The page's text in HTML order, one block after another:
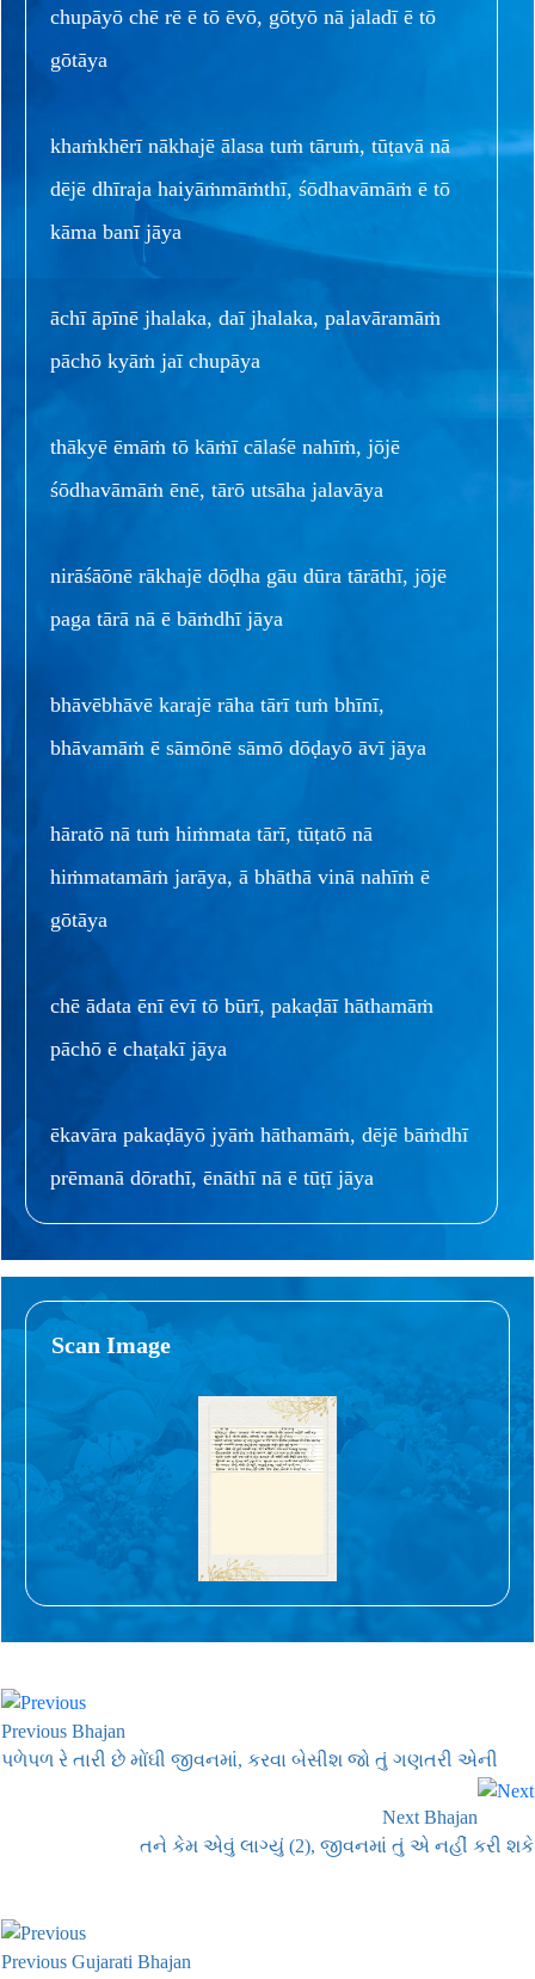
chupāyō chē rē ē tō ēvō, gōtyō nā jaladī ē tō
gōtāya
khaṁkhērī nākhajē ālasa tuṁ tāruṁ, tūṭavā nā
dējē dhīraja haiyāṁmāṁthī, śōdhavāmāṁ ē tō
kāma banī jāya
āchī āpīnē jhalaka, daī jhalaka, palavāramāṁ
pāchō kyāṁ jaī chupāya
thākyē ēmāṁ tō kāṁī cālaśē nahīṁ, jōjē
śōdhavāmāṁ ēnē, tārō utsāha jalavāya
nirāśāōnē rākhajē dōḍha gāu dūra tārāthī, jōjē
paga tārā nā ē bāṁdhī jāya
bhāvēbhāvē karajē rāha tārī tuṁ bhīnī,
bhāvamāṁ ē sāmōnē sāmō dōḍayō āvī jāya
hāratō nā tuṁ hiṁmata tārī, tūṭatō nā
hiṁmatamāṁ jarāya, ā bhāthā vinā nahīṁ ē
gōtāya
chē ādata ēnī ēvī tō būrī, pakaḍāī hāthamāṁ
pāchō ē chaṭakī jāya
ēkavāra pakaḍāyō jyāṁ hāthamāṁ, dējē bāṁdhī
prēmanā dōrathī, ēnāthī nā ē tūṭī jāya
Scan Image
Previous Bhajan
પળેપળ રે તારી છે મોંઘી જીવનમાં, કરવા બેસીશ જો તું ગણતરી એની
Next Bhajan
તને કેમ એવું લાગ્યું (2), જીવનમાં તું એ નહીં કરી શકે
Previous Gujarati Bhajan